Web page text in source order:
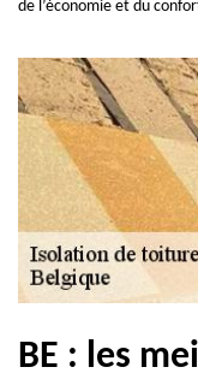
de l’économie et du
BE : les